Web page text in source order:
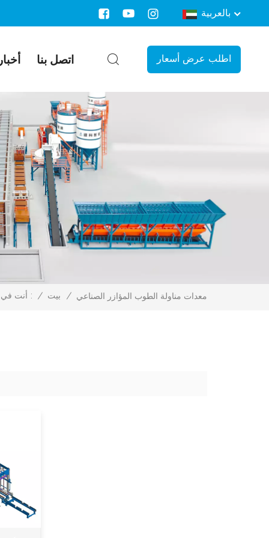
بالعربية
أخبار اتصل بنا اطلب عرض أسعار
أنت في الداخل : / بيت / معدات مناولة الطوب المؤازر الصناعي